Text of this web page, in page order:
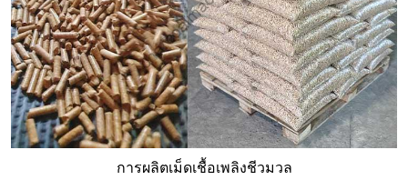
การผลิตเม็ดเชื้อเพลิงชีวมวล